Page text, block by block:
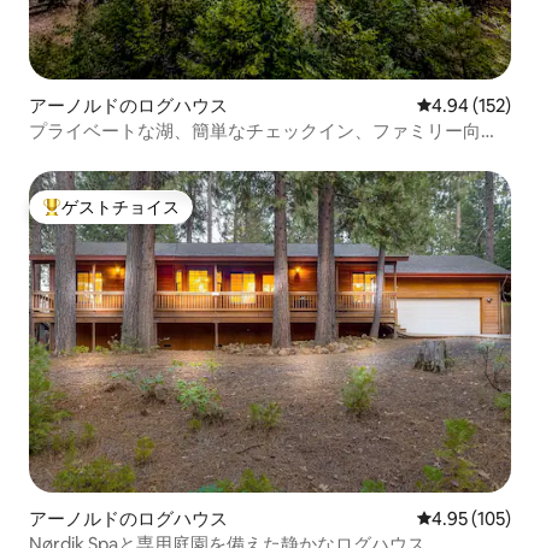
アーノルドのログハウス レビュー152
4.94 (152)
プライベートな湖、簡単なチェックイン、ファミリー向
大好評のゲストチョイスです。
ゲストチョイス
アーノルドのログハウス レビュー105
4.95 (105)